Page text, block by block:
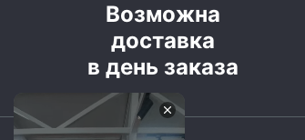
Возможна
доставка
в день заказа